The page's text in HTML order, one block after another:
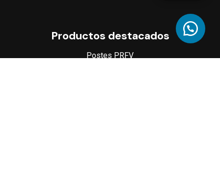
Productos destacados
Postes PRFV